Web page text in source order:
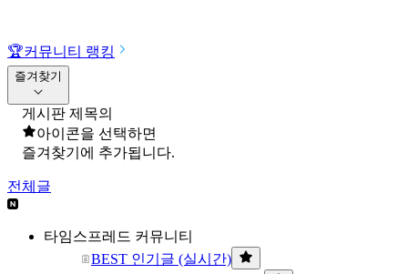
🏆커뮤니티 랭킹
즐겨찾기
게시판 제목의
아이콘을 선택하면
즐겨찾기에 추가됩니다.
전체글
타임스프레드 커뮤니티
BEST 인기글 (실시간)